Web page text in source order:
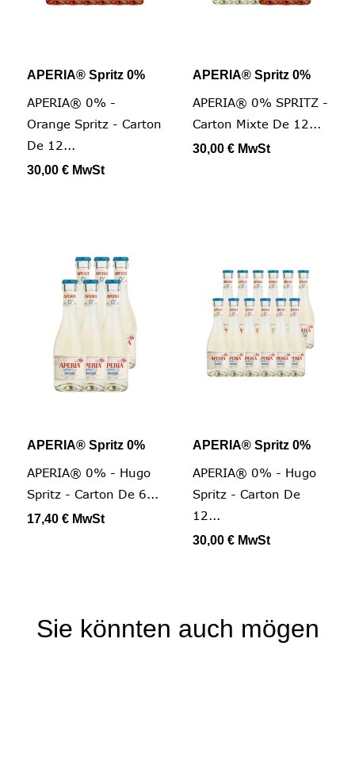
APERIA® Spritz 0%
APERIA® 0% -
Orange Spritz - Carton
De 12...
30,00 € MwSt
APERIA® Spritz 0%
APERIA® 0% SPRITZ -
Carton Mixte De 12...
30,00 € MwSt
APERIA® Spritz 0%
APERIA® 0% - Hugo
Spritz - Carton De 6...
17,40 € MwSt
APERIA® Spritz 0%
APERIA® 0% - Hugo
Spritz - Carton De
12...
30,00 € MwSt
Sie könnten auch mögen